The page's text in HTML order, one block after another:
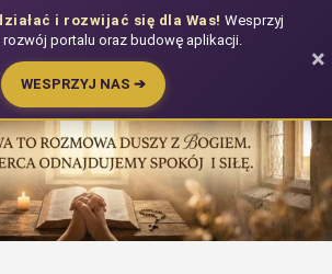
i rozwijać się dla Was! Wesprzyj
rozwój portalu oraz budowę aplikacji.
WESPRZYJ NAS ➔
×